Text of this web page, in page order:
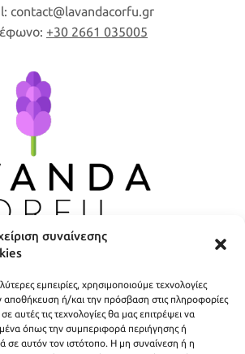
συναίνεσης
εμπειρίες, χρησιμοποιούμε τεχνολογίες
αποθήκευση ή/και την πρόσβαση στις πληροφορίες
αυτές τις τεχνολογίες θα μας επιτρέψει να
όπως την συμπεριφορά περιήγησης ή
σε αυτόν τον ιστότοπο. Η μη συναίνεση ή η
contact lavandacorfu gr
+30 2661 035005
ΣΥΝΔΕΣΜΟΙ
ΑΠΟΡΡΗΤΟΥ
ΟΡΟΙ ΧΡΗΣΗΣ
ΤΡΟΠΟΙ ΑΠΟΣΤΟΛΗΣ